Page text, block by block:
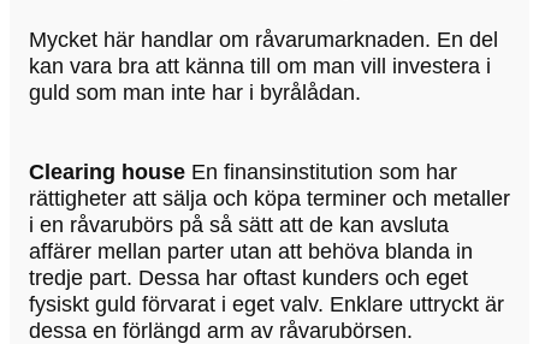
Mycket här handlar om råvarumarknaden. En del
kan vara bra att känna till om man vill investera i
guld som man inte har i byrålådan.
Clearing house En finansinstitution som har
rättigheter att sälja och köpa terminer och metaller
i en råvarubörs på så sätt att de kan avsluta
affärer mellan parter utan att behöva blanda in
tredje part. Dessa har oftast kunders och eget
fysiskt guld förvarat i eget valv. Enklare uttryckt är
dessa en förlängd arm av råvarubörsen.